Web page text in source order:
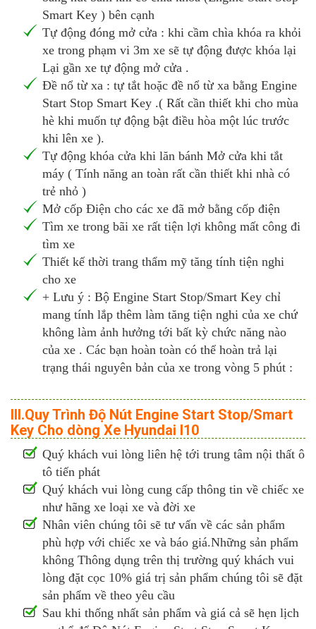
Smart Key ) bên cạnh
Tự động đóng mở cửa : khi cầm chìa khóa ra khỏi
xe trong phạm vi 3m xe sẽ tự động được khóa lại
Lại gần xe tự động mở cửa .
Đề nổ từ xa : tự tắt hoặc đề nổ từ xa bằng Engine
Start Stop Smart Key .( Rất cần thiết khi cho mùa
hè khi muốn tự động bật điều hòa một lúc trước
khi lên xe ).
Tự động khóa cửa khi lăn bánh Mở cửa khi tắt
máy ( Tính năng an toàn rất cần thiết khi nhà có
trẻ nhỏ )
Mở cốp Điện cho các xe đã mở bằng cốp điện
Tìm xe trong bãi xe rất tiện lợi không mất công đi
tìm xe
Thiết kế thời trang thẩm mỹ tăng tính tiện nghi
cho xe
+ Lưu ý : Bộ Engine Start Stop/Smart Key chỉ
mang tính lắp thêm làm tăng tiện nghi của xe chứ
không làm ảnh hưởng tới bất kỳ chức năng nào
của xe . Các bạn hoàn toàn có thể hoàn trả lại
trạng thái nguyên bản của xe trong vòng 5 phút :
III.Quy Trình Độ Nút Engine Start Stop/Smart
Key Cho dòng Xe Hyundai I10
Quý khách vui lòng liên hệ tới trung tâm nội thất ô
tô tiến phát
Quý khách vui lòng cung cấp thông tin về chiếc xe
như hãng xe loại xe và đời xe
Nhân viên chúng tôi sẽ tư vấn về các sản phẩm
phù hợp với chiếc xe và báo giá.Những sản phẩm
không Thông dụng trên thị trường quý khách vui
lòng đặt cọc 10% giá trị sản phẩm chúng tôi sẽ đặt
sản phẩm về theo yêu cầu
Sau khi thống nhất sản phẩm và giá cả sẽ hẹn lịch